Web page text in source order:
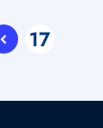
Current
17